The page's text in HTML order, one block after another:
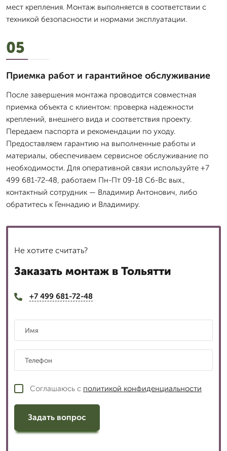
мест крепления. Монтаж выполняется в соответствии с
техникой безопасности и нормами эксплуатации.
05
Приемка работ и гарантийное обслуживание
После завершения монтажа проводится совместная
приемка объекта с клиентом: проверка надежности
креплений, внешнего вида и соответствия проекту.
Передаем паспорта и рекомендации по уходу.
Предоставляем гарантию на выполненные работы и
материалы, обеспечиваем сервисное обслуживание по
необходимости. Для оперативной связи используйте +7
499 681-72-48, работаем Пн-Пт 09-18 Сб-Вс вых.,
контактный сотрудник — Владимир Антонович, либо
обратитесь к Геннадию и Владимиру.
Не хотите считать?
Заказать монтаж в Тольятти
+7 499 681-72-48
Соглашаюсь с политикой конфиденциальности
Задать вопрос